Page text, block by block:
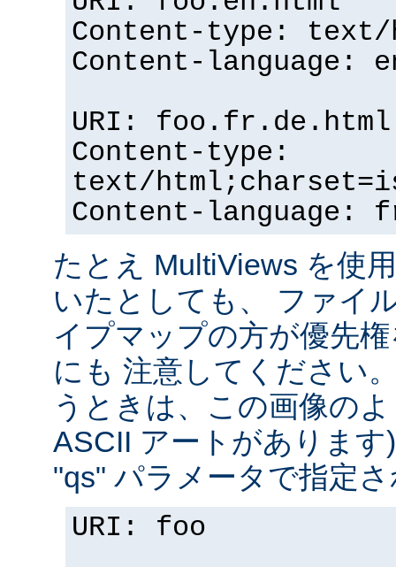
Content-type: text/
Content-language:
URI: foo.fr.de.html
Content-type:
text/
Content-language:
たとえ MultiViews を使
いたとしても、 ファイ
イプマップの方が優先
にも 注意してください
うときは、この画像の
ASCII アートがありま
"qs" パラメータで指定
URI: foo